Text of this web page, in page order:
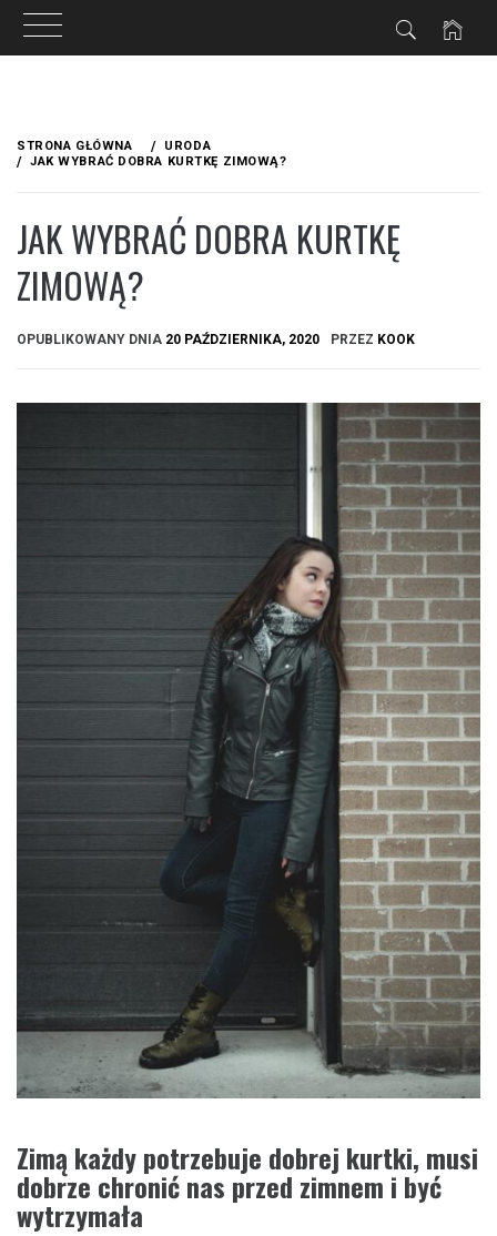
treści
STRONA GŁÓWNA
URODA
JAK WYBRAĆ DOBRA KURTKĘ ZIMOWĄ?
JAK WYBRAĆ DOBRA KURTKĘ
ZIMOWĄ?
OPUBLIKOWANY DNIA 20 PAŹDZIERNIKA, 2020 PRZEZ KOOK
Zimą każdy potrzebuje dobrej kurtki, musi
dobrze chronić nas przed zimnem i być
wytrzymała